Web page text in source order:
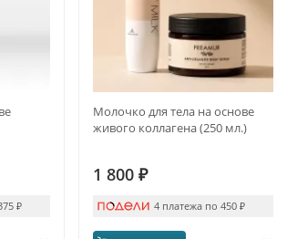
₽
Молочко для тела на основе
живого коллагена (250 мл.)
1 800 ₽
4 платежа по 450₽